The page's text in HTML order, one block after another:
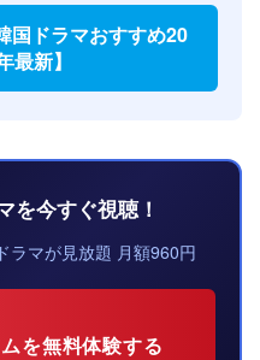
国ドラマおすすめ20
最新】
を今すぐ視聴！
ラマが見放題 月額960円
を無料体験する